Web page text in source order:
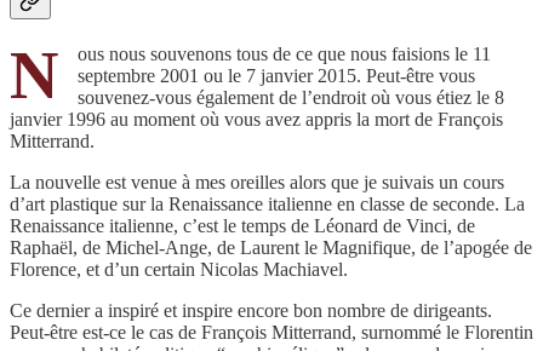
N
ous nous souvenons tous de ce que nous faisions le 11
septembre 2001 ou le 7 janvier 2015. Peut-être vous
souvenez-vous également de l’endroit où vous étiez le 8
janvier 1996 au moment où vous avez appris la mort de François
Mitterrand.
La nouvelle est venue à mes oreilles alors que je suivais un cours
d’art plastique sur la Renaissance italienne en classe de seconde. La
Renaissance italienne, c’est le temps de Léonard de Vinci, de
Raphaël, de Michel-Ange, de Laurent le Magnifique, de l’apogée de
Florence, et d’un certain Nicolas Machiavel.
Ce dernier a inspiré et inspire encore bon nombre de dirigeants.
Peut-être est-ce le cas de François Mitterrand, surnommé le Florentin